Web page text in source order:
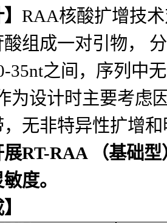
RAA核酸扩增技
组成一对引物，
35nt之间，序列中
为设计时主要考虑
无非特异性扩增
展RT-RAA （基础
度。